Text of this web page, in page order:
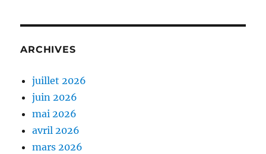
ARCHIVES
juillet 2026
juin 2026
mai 2026
avril 2026
mars 2026